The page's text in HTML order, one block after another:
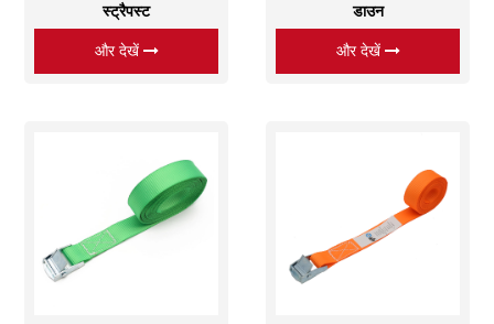
स्ट्रैपस्ट
और देखें
डाउन
और देखें